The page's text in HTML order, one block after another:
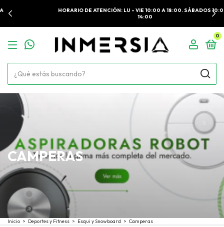
HORARIO DE ATENCIÓN: LU - VIE 10:00 A 18:00. SÁBADOS 10:00 A
0
CAMPERAS
Inicio > Deportes y Fitness > Esqui y Snowboard > Camperas